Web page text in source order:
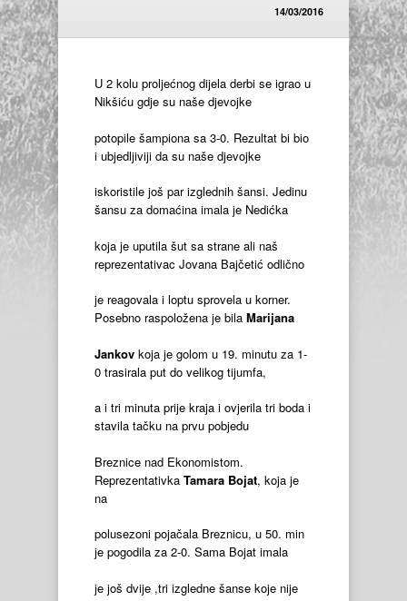
14/03/2016
U 2 kolu proljećnog dijela derbi se igrao u
Nikšiću gdje su naše djevojke
potopile šampiona sa 3-0. Rezultat bi bio
i ubjedljiviji da su naše djevojke
iskoristile još par izglednih šansi. Jedinu
šansu za domaćina imala je Nedićka
koja je uputila šut sa strane ali naš
reprezentativac Jovana Bajčetić odlično
je reagovala i loptu sprovela u korner.
Posebno raspoložena je bila Marijana
Jankov koja je golom u 19. minutu za 1-
0 trasirala put do velikog tijumfa,
a i tri minuta prije kraja i ovjerila tri boda i
stavila tačku na prvu pobjedu
Breznice nad Ekonomistom.
Reprezentativka Tamara Bojat, koja je
na
polusezoni pojačala Breznicu, u 50. min
je pogodila za 2-0. Sama Bojat imala
je još dvije ,tri izgledne šanse koje nije